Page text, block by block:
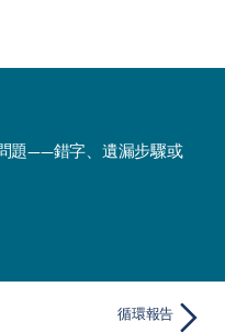
題——錯字、遺漏步驟或
循環報告